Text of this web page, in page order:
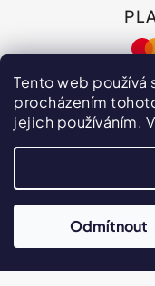
Tento web používá
procházením
jejich používáním.
Odmítnout